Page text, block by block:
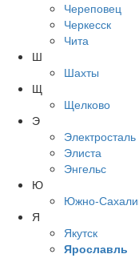
Череповец
Черкесск
Чита
Ш
Шахты
Щ
Щелково
Э
Электросталь
Элиста
Энгельс
Ю
Южно-
Я
Якутск
Ярославль